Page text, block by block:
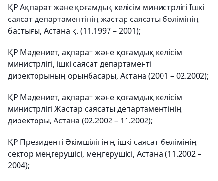
ҚР Ақпарат және қоғамдық келісім министрлігі Ішкі
саясат департаментінің жастар саясаты бөлімінің
бастығы, Астана қ. (11.1997 – 2001);
ҚР Мәдениет, ақпарат және қоғамдық келісім
министрлігі, ішкі саясат департаменті
директорының орынбасары, Астана (2001 – 02.2002);
ҚР Мәдениет, ақпарат және қоғамдық келісім
министрлігі Жастар саясаты департаментінің
директоры, Астана (02.2002 – 11.2002);
ҚР Президенті Әкімшілігінің ішкі саясат бөлімінің
сектор меңгерушісі, меңгерушісі, Астана (11.2002 –
2004);